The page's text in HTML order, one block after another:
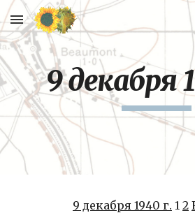
Skip to main content
9 декабря
9 декабря 1940 г. 1 2